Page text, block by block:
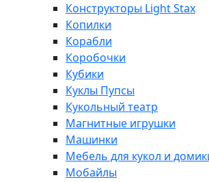
Конструкторы Light Stax
Копилки
Корабли
Коробочки
Кубики
Куклы Пупсы
Кукольный театр
Магнитные игрушки
Машинки
Мебель для кукол и
Мобайлы